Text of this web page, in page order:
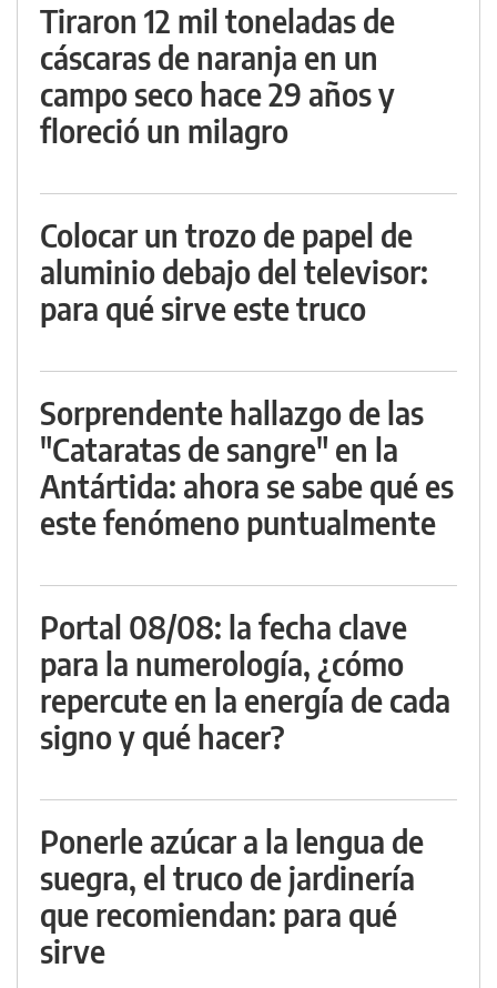
Tiraron 12 mil toneladas de
cáscaras de naranja en un
campo seco hace 29 años y
floreció un milagro
Colocar un trozo de papel de
aluminio debajo del televisor:
para qué sirve este truco
Sorprendente hallazgo de las
"Cataratas de sangre" en la
Antártida: ahora se sabe qué es
este fenómeno puntualmente
Portal 08/08: la fecha clave
para la numerología, ¿cómo
repercute en la energía de cada
signo y qué hacer?
Ponerle azúcar a la lengua de
suegra, el truco de jardinería
que recomiendan: para qué
sirve